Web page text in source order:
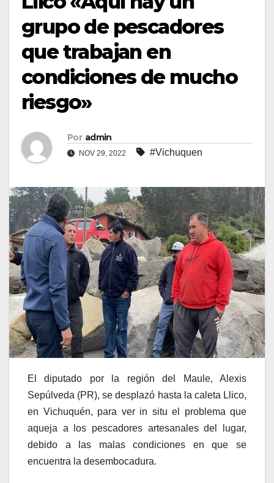
grupo de pescadores
que trabajan en
condiciones de mucho
riesgo»
Por admin
NOV 29, 2022 #Vichuquen
El diputado por la región del Maule, Alexis
Sepúlveda (PR), se desplazó hasta la caleta Llico,
en Vichuquén, para ver in situ el problema que
aqueja a los pescadores artesanales del lugar,
debido a las malas condiciones en que se
encuentra la desembocadura.